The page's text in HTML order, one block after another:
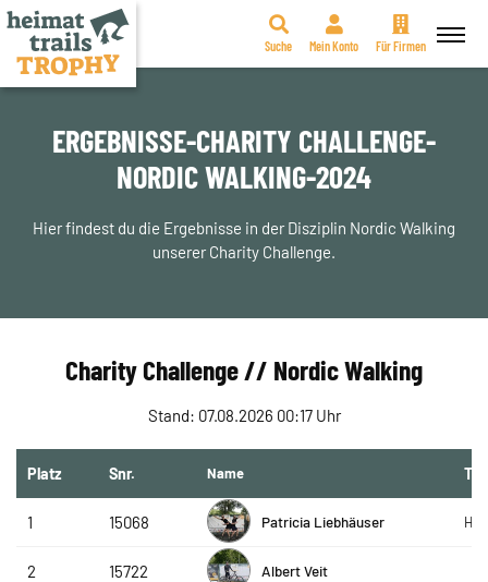
Zum
springen
Suche Mein Konto Für Firmen
ERGEBNISSE-CHARITY CHALLENGE-
NORDIC WALKING-2024
Hier findest du die Ergebnisse in der Disziplin Nordic Walking
unserer Charity Challenge.
Charity Challenge // Nordic Walking
Stand: 07.08.2026 00:17 Uhr
Platz Snr. Name
1 15068 Patricia Liebhäuser
2 15722 Albert Veit